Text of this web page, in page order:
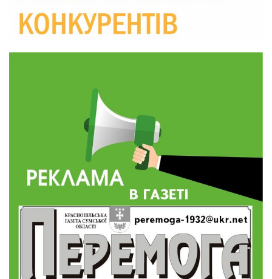
10:36
28 лип
Валентина Масалітіна: «Нас тримає віра в
Перемогу і повернення додому»
Обмежено придатний, але безмежно
вмотивований: Як колишній лісівник став асом
артилерії
490 пацієнтів та 15 відвіданих сіл: МБФ
«Альянс громадського здоров’я» підбив
підсумки роботи мобільних клінік у Сумській
області
12:24
23 лип
Покинув безпечне життя за кордоном, щоб
захистити рідну землю: пам’яті Сергія
Балабаєнка (ВІДЕО)
23 лип
Командир гармати Руслан Козирін: «Змінити
підрозділ чи бригаду – навіть думки не було»